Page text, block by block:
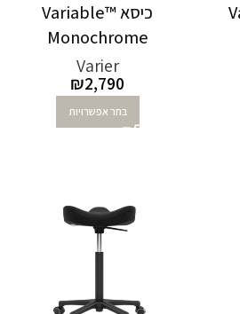
כיסא Variable™
Monochrome
Varier
₪2,790
בחר אפשרויות